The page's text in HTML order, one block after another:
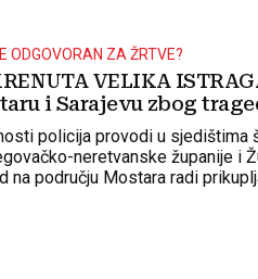
ODGOVORAN ZA ŽRTVE?
VELIKA
i Sarajevu zbog
policija provodi u sjedištima
neretvanske županije i
na području Mostara radi